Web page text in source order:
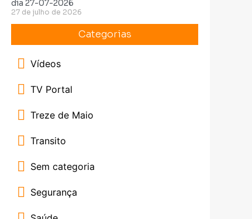
dia 27-07-2026
27 de julho de 2026
Categorias
Vídeos
TV Portal
Treze de Maio
Transito
Sem categoria
Segurança